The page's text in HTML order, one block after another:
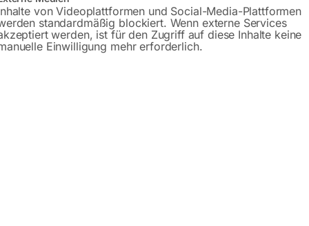
von Videoplattformen und Social-Media-Plattformen
standardmäßig blockiert. Wenn externe Services
werden, ist für den Zugriff auf diese Inhalte keine
Einwilligung mehr erforderlich.